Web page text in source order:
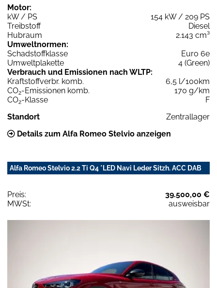
Motor:
kW / PS
154 kW / 209 PS
Treibstoff
Diesel
Hubraum
2.143 cm³
Umweltnormen:
Schadstoffklasse
Euro 6e
Umweltplakette
4 (Green)
Verbrauch und Emissionen nach WLTP:
Kraftstoffverbr. komb.
6,5 l/100km
CO2-Emissionen komb.
170 g/km
CO2-Klasse
F
Standort
Zentrallager
Details zum Alfa Romeo Stelvio anzeigen
Alfa Romeo Stelvio 2.2 Ti Q4 *LED Navi Leder Sitzh. ACC DAB
Preis:
39.500,00 €
MWSt:
ausweisbar